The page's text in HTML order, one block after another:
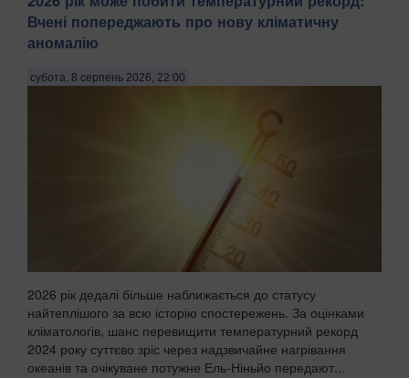
Вчені попереджають про нову кліматичну
аномалію
субота, 8 серпень 2026, 22:00
2026 рік дедалі більше наближається до статусу
найтеплішого за всю історію спостережень. За оцінками
кліматологів, шанс перевищити температурний рекорд
2024 року суттєво зріс через надзвичайне нагрівання
океанів та очікуване потужне Ель-Ніньйо передают...